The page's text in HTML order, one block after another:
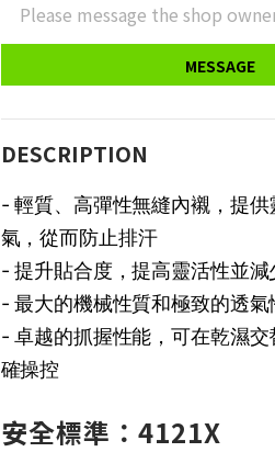
Please message the shop
MESSAGE
DESCRIPTION
- 輕質、高彈性無縫內襯，提
氣，從而防止排汗
- 提升貼合度，提高靈活性並減
- 最大的機械性質和極致的透氣
- 卓越的抓握性能，可在乾濕
確操控
安全標準：4121X